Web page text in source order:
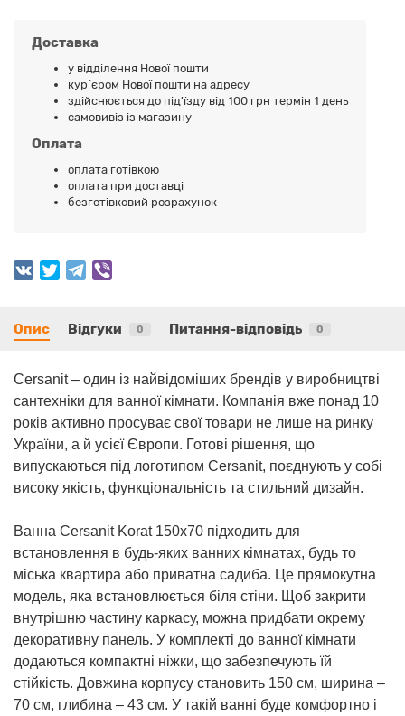
Доставка
у відділення Нової пошти
кур`єром Нової пошти на адресу
здійснюється до під'їзду від 100 грн термін 1 день
самовивіз із магазину
Оплата
оплата готівкою
оплата при доставці
безготівковий розрахунок
Опис Відгуки 0 Питання-відповідь 0
Cersanit – один із найвідоміших брендів у виробництві
сантехніки для ванної кімнати. Компанія вже понад 10
років активно просуває свої товари не лише на ринку
України, а й усієї Європи. Готові рішення, що
випускаються під логотипом Cersanit, поєднують у собі
високу якість, функціональність та стильний дизайн.
Ванна Cersanit Korat 150x70 підходить для
встановлення в будь-яких ванних кімнатах, будь то
міська квартира або приватна садиба. Це прямокутна
модель, яка встановлюється біля стіни. Щоб закрити
внутрішню частину каркасу, можна придбати окрему
декоративну панель. У комплекті до ванної кімнати
додаються компактні ніжки, що забезпечують їй
стійкість. Довжина корпусу становить 150 см, ширина –
70 см, глибина – 43 см. У такій ванні буде комфортно і